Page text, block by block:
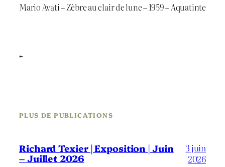
Mario Avati – Zèbre au clair de lune – 1959 – Aquatinte
←
PLUS DE PUBLICATIONS
Richard Texier | Exposition | Juin
– Juillet 2026
3 juin
2026